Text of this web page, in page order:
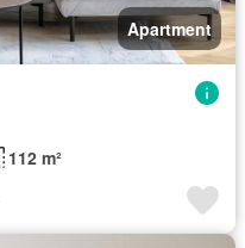
Apartment
112 m²